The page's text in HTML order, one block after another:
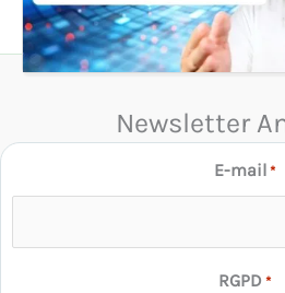
Newsletter
E-mail *
RGPD *